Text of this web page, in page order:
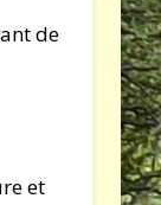
de
et